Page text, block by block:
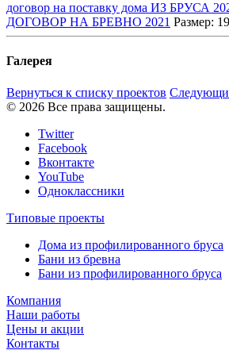
договор на поставку дома ИЗ БРУСА
ДОГОВОР НА БРЕВНО 2021 Размер:
Галерея
Вернуться к списку проектов
© 2026 Все права защищены.
Twitter
Facebook
Вконтакте
YouTube
Одноклассники
Типовые проекты
Дома из профилированного бруса
Бани из бревна
Бани из профилированного бруса
Компания
Наши работы
Цены и акции
Контакты